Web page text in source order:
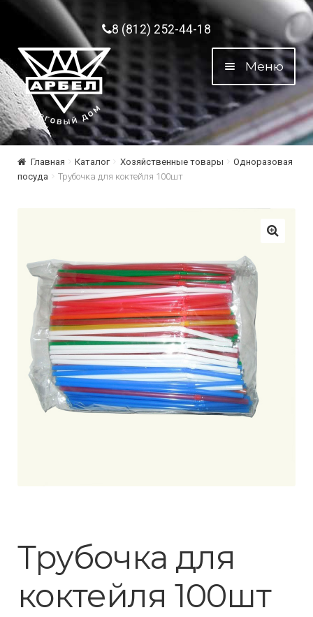
Перейти к навигации
Перейти к содержимому8 (812) 252-44-18
Меню
Главная Каталог Хозяйственные товары
Одноразовая
посуда
Трубочка для коктейля 100шт
Трубочка для
коктейля 100шт